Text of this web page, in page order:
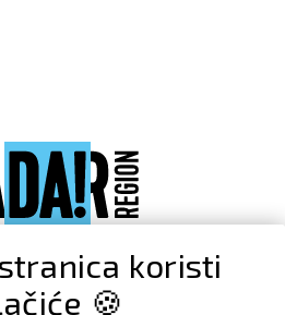
koristi
🍪